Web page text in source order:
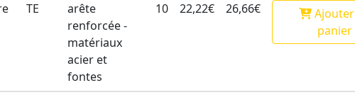
TE
arête
renforcée -
matériaux
acier et
fontes
10 22,22€ 26,66€ Ajouter
panier